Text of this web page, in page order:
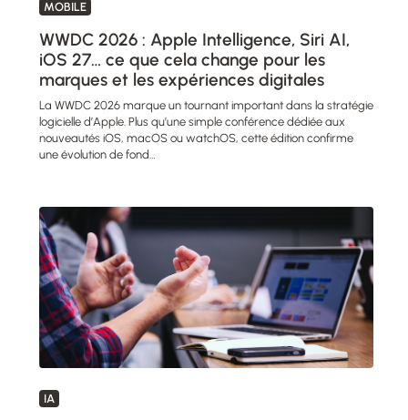
MOBILE
WWDC 2026 : Apple Intelligence, Siri AI,
iOS 27… ce que cela change pour les
marques et les expériences digitales
La WWDC 2026 marque un tournant important dans la stratégie
logicielle d’Apple. Plus qu’une simple conférence dédiée aux
nouveautés iOS, macOS ou watchOS, cette édition confirme
une évolution de fond…
IA